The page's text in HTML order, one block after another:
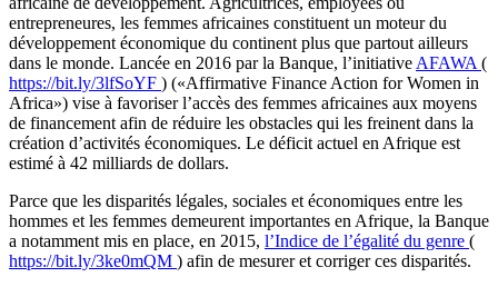
entrepreneures, les femmes africaines constituent un moteur du
développement économique du continent plus que partout ailleurs
dans le monde. Lancée en 2016 par la Banque, l’initiative AFAWA (
https://bit.ly/3lfSoYF ) («Affirmative Finance Action for Women in
Africa») vise à favoriser l’accès des femmes africaines aux moyens
de financement afin de réduire les obstacles qui les freinent dans la
création d’activités économiques. Le déficit actuel en Afrique est
estimé à 42 milliards de dollars.
Parce que les disparités légales, sociales et économiques entre les
hommes et les femmes demeurent importantes en Afrique, la Banque
a notamment mis en place, en 2015, l’Indice de l’égalité du genre (
https://bit.ly/3ke0mQM ) afin de mesurer et corriger ces disparités.